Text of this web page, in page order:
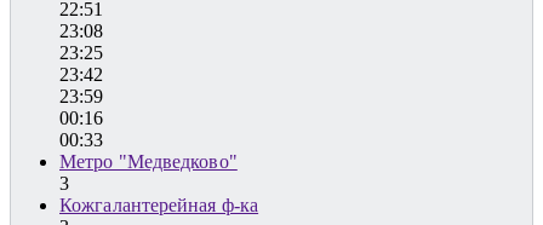
22:51
23:08
23:25
23:42
23:59
00:16
00:33
Метро "Медведково"
3
Кожгалантерейная ф-ка